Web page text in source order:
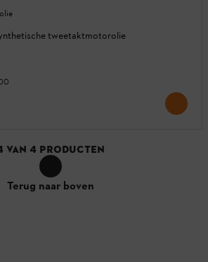
tweetaktmotorolie
VAN 4 PRODUCTEN
Terug naar boven